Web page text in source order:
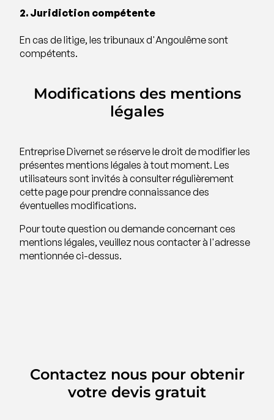
2. Juridiction compétente
En cas de litige, les tribunaux d'Angoulême sont
compétents.
Modifications des mentions
légales
Entreprise Divernet se réserve le droit de modifier les
présentes mentions légales à tout moment. Les
utilisateurs sont invités à consulter régulièrement
cette page pour prendre connaissance des
éventuelles modifications.
Pour toute question ou demande concernant ces
mentions légales, veuillez nous contacter à l'adresse
mentionnée ci-dessus.
Contactez nous pour obtenir
votre devis gratuit